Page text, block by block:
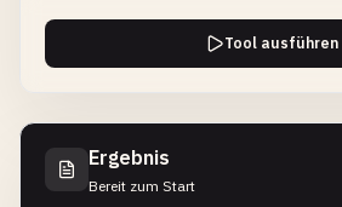
Tool ausführen
Ergebnis
Bereit zum Start